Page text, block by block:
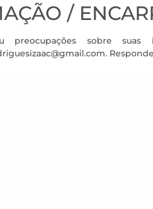
/
preocupações sobre